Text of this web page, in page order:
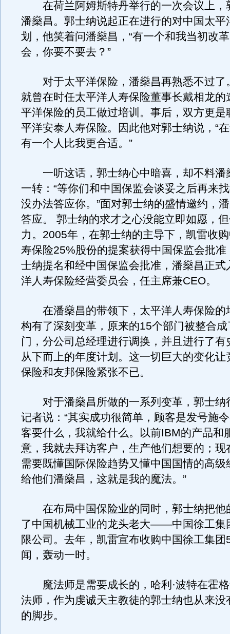
在荷兰阿姆斯特丹举行的一次会议上，
潘燊昌。郭士纳说起正在进行的对中国太平
划，他笑着问潘燊昌，“有一个和我当初改
会，你要不要去？”
对于太平洋保险，潘燊昌再熟悉不过了
就曾在时任太平洋人寿保险董事长戴相龙的
平洋保险的员工做过培训。事后，双方更是
平洋安泰人寿保险。因此他对郭士纳说，“
有一个人比我更合适。”
一听这话，郭士纳心中暗喜，却不料潘
一转：“等你们和中国保监会谈妥之后再来
没办法答应你。”面对郭士纳的盛情邀约，
答应。 郭士纳的求才之心没能立即如愿，
力。2005年，在郭士纳的主导下，凯雷收
寿保险25%股份的提案获得中国保监会批准
士纳提名和经中国保监会批准，潘燊昌正式
洋人寿保险经营委员会，任主席兼CEO。
在潘燊昌的带领下，太平洋人寿保险的
构有了深刻变革，原来的15个部门被整合
门，分公司总经理进行调换，并且进行了有
从下而上的年度计划。这一切巨大的变化让
保险和友邦保险紧张不已。
对于潘燊昌所做的一系列变革，郭士纳
记者说：“其实成功很简单，顾客是发号施
客要什么，我就给什么。以前IBM的产品和
意，我就去拜访客户，生产他们想要的；现
需要既懂国际保险趋势又懂中国国情的高级
给他们潘燊昌，这就是我的魔法。”
在布局中国保险业的同时，郭士纳把他
了中国机械工业的龙头老大——中国徐工集
限公司。去年，凯雷宣布收购中国徐工集
闻，轰动一时。
魔法师是需要成长的，哈利·波特在霍格
法师，作为虔诚天主教徒的郭士纳也从来没
的脚步。